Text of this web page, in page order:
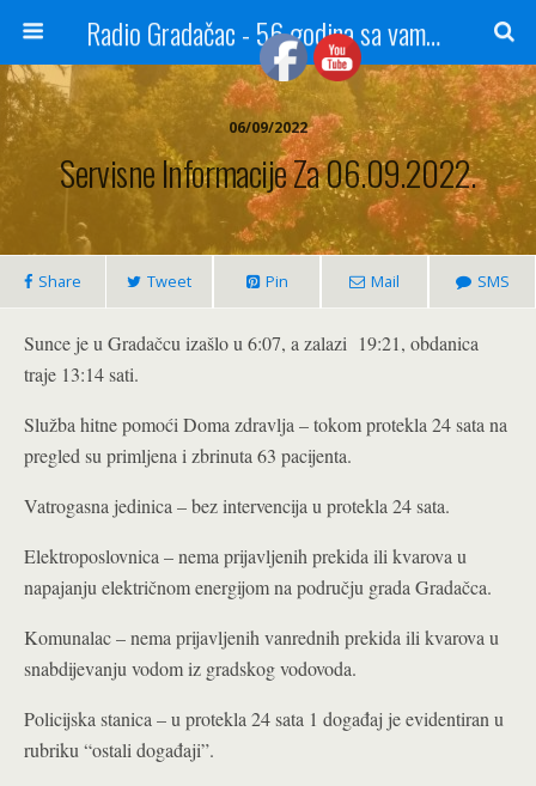
Radio Gradačac - 56 godina sa vama...
06/09/2022
Servisne Informacije Za 06.09.2022.
Share Tweet Pin Mail SMS
Sunce je u Gradačcu izašlo u 6:07, a zalazi 19:21, obdanica
traje 13:14 sati.
Služba hitne pomoći Doma zdravlja – tokom protekla 24 sata na
pregled su primljena i zbrinuta 63 pacijenta.
Vatrogasna jedinica – bez intervencija u protekla 24 sata.
Elektroposlovnica – nema prijavljenih prekida ili kvarova u
napajanju električnom energijom na području grada Gradačca.
Komunalac – nema prijavljenih vanrednih prekida ili kvarova u
snabdijevanju vodom iz gradskog vodovoda.
Policijska stanica – u protekla 24 sata 1 događaj je evidentiran u
rubriku “ostali događaji”.